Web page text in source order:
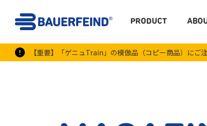
【重要】「ゲニュTrain」の模倣品（コピー商品）にご
PRODUCT